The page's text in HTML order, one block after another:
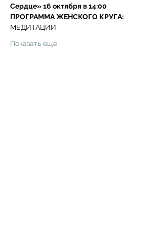
Сердце» 16 октября в 14:00
ПРОГРАММА ЖЕНСКОГО КРУГА:
МЕДИТАЦИИ
Показать еще